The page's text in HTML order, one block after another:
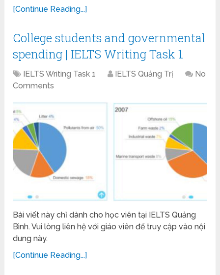
[Continue Reading...]
College students and governmental
spending | IELTS Writing Task 1
IELTS Writing Task 1 IELTS Quảng Trị
No
Comments
Bài viết này chỉ dành cho học viên tại IELTS Quảng
Bình. Vui lòng liên hệ với giáo viên để truy cập vào nội
dung này.
[Continue Reading...]